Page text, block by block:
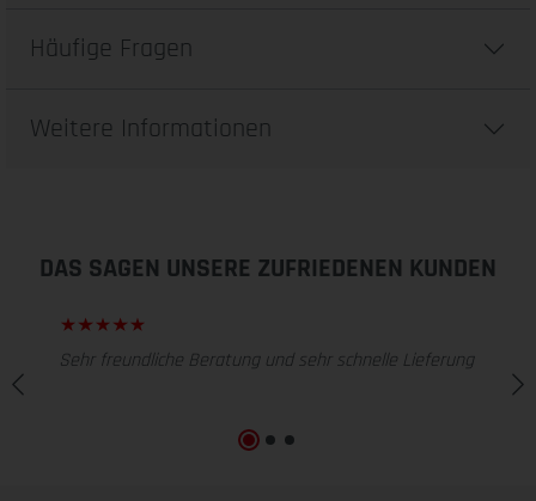
Häufige Fragen
Weitere Informationen
DAS SAGEN UNSERE ZUFRIEDENEN KUNDEN
Sehr freundliche Beratung und sehr schnelle Lieferung